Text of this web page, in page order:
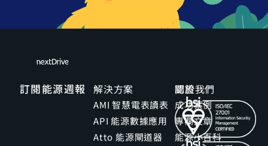
訂閱能源週報 解決方案
AMI 智慧電表讀表
API 能源數據應用
Atto 能源閘道器
關於我們
成功案例
專欄文章
能源小百科
認證